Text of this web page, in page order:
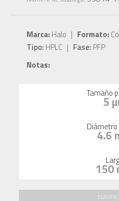
Marca: Halo | Formato:
Tipo: HPLC | Fase: PFP
Notas:
Tamaño
5
4.6
150